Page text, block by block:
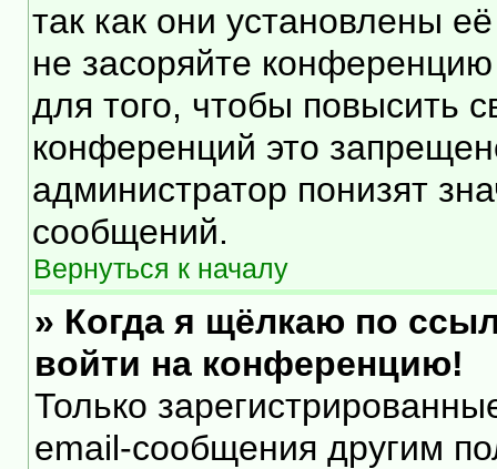
так как они установлены
не засоряйте
для того, чтобы повысить
конференций это
администратор понизят
сообщений.
Вернуться к началу
» Когда я щёлкаю по
войти на конференцию!
Только
email-сообщения другим